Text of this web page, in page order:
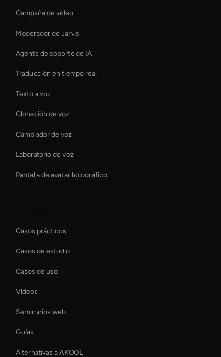
Campaña de vídeo
Moderador de Jarvis
Agente de soporte de IA
Traducción en tiempo real
Texto a voz
Clonación de voz
Cambiador de voz
Laboratorio de voz
Pantalla de avatar holográfico
Casos prácticos
Casos de estudio
Casos de uso
Vídeos
Seminarios web
Guías
Alternativas a AKOOL